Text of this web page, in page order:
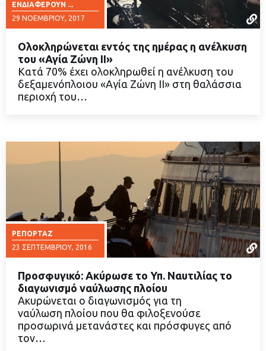
ΕΝΔΙΑΦΈΡΟΥΝ ...
29 ΝΟΕΜΒΡΊΟΥ, 2017
ΔΙΑΒΑΣΤΕ ΠΕΡΙΣΣΟΤΕΡΑ
Ολοκληρώνεται εντός της ημέρας η ανέλκυση
του «Αγία Ζώνη ΙΙ»
Κατά 70% έχει ολοκληρωθεί η ανέλκυση του
δεξαμενόπλοιου «Αγία Ζώνη ΙΙ» στη θαλάσσια
περιοχή του…
ΡΕΠΟΡΤΆΖ
23 ΣΕΠΤΕΜΒΡΊΟΥ, 2016
ΔΙΑΒΑΣΤΕ ΠΕΡΙΣΣΟΤΕΡΑ
Προσφυγικό: Ακύρωσε το Υπ. Ναυτιλίας το
διαγωνισμό ναύλωσης πλοίου
Ακυρώνεται ο διαγωνισμός για τη
ναύλωση πλοίου που θα φιλοξενούσε
προσωρινά μετανάστες και πρόσφυγες από
τον…